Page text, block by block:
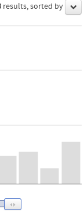
results, sorted by